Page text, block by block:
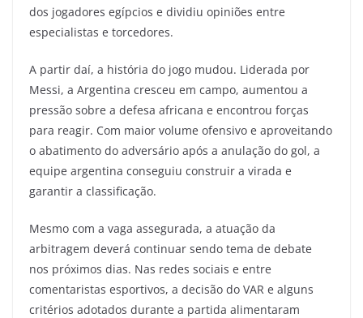
dos jogadores egípcios e dividiu opiniões entre
especialistas e torcedores.
A partir daí, a história do jogo mudou. Liderada por
Messi, a Argentina cresceu em campo, aumentou a
pressão sobre a defesa africana e encontrou forças
para reagir. Com maior volume ofensivo e aproveitando
o abatimento do adversário após a anulação do gol, a
equipe argentina conseguiu construir a virada e
garantir a classificação.
Mesmo com a vaga assegurada, a atuação da
arbitragem deverá continuar sendo tema de debate
nos próximos dias. Nas redes sociais e entre
comentaristas esportivos, a decisão do VAR e alguns
critérios adotados durante a partida alimentaram